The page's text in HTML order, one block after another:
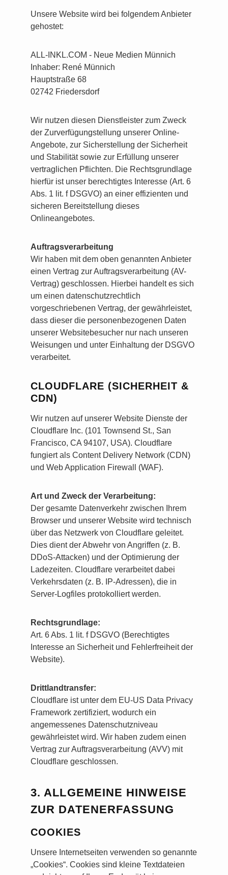
Unsere Website wird bei folgendem Anbieter
gehostet:
ALL-INKL.COM - Neue Medien Münnich
Inhaber: René Münnich
Hauptstraße 68
02742 Friedersdorf
Wir nutzen diesen Dienstleister zum Zweck
der Zurverfügungstellung unserer Online-
Angebote, zur Sicherstellung der Sicherheit
und Stabilität sowie zur Erfüllung unserer
vertraglichen Pflichten. Die Rechtsgrundlage
hierfür ist unser berechtigtes Interesse (Art. 6
Abs. 1 lit. f DSGVO) an einer effizienten und
sicheren Bereitstellung dieses
Onlineangebotes.
Auftragsverarbeitung
Wir haben mit dem oben genannten Anbieter
einen Vertrag zur Auftragsverarbeitung (AV-
Vertrag) geschlossen. Hierbei handelt es sich
um einen datenschutzrechtlich
vorgeschriebenen Vertrag, der gewährleistet,
dass dieser die personenbezogenen Daten
unserer Websitebesucher nur nach unseren
Weisungen und unter Einhaltung der DSGVO
verarbeitet.
CLOUDFLARE (SICHERHEIT &
CDN)
Wir nutzen auf unserer Website Dienste der
Cloudflare Inc. (101 Townsend St., San
Francisco, CA 94107, USA). Cloudflare
fungiert als Content Delivery Network (CDN)
und Web Application Firewall (WAF).
Art und Zweck der Verarbeitung:
Der gesamte Datenverkehr zwischen Ihrem
Browser und unserer Website wird technisch
über das Netzwerk von Cloudflare geleitet.
Dies dient der Abwehr von Angriffen (z. B.
DDoS-Attacken) und der Optimierung der
Ladezeiten. Cloudflare verarbeitet dabei
Verkehrsdaten (z. B. IP-Adressen), die in
Server-Logfiles protokolliert werden.
Rechtsgrundlage:
Art. 6 Abs. 1 lit. f DSGVO (Berechtigtes
Interesse an Sicherheit und Fehlerfreiheit der
Website).
Drittlandtransfer:
Cloudflare ist unter dem EU-US Data Privacy
Framework zertifiziert, wodurch ein
angemessenes Datenschutzniveau
gewährleistet wird. Wir haben zudem einen
Vertrag zur Auftragsverarbeitung (AVV) mit
Cloudflare geschlossen.
3. ALLGEMEINE HINWEISE
ZUR DATENERFASSUNG
COOKIES
Unsere Internetseiten verwenden so genannte
„Cookies“. Cookies sind kleine Textdateien